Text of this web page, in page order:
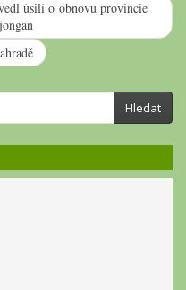
úsilí o obnovu provincie
Hledat